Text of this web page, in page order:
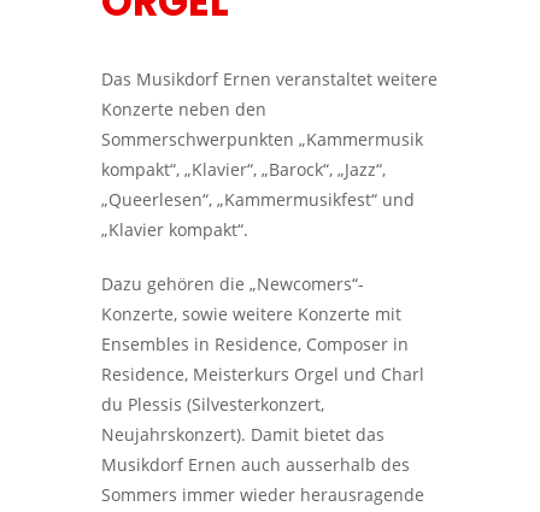
Das Musikdorf Ernen veranstaltet weitere
Konzerte neben den
Sommerschwerpunkten „Kammermusik
kompakt“, „Klavier“, „Barock“, „Jazz“,
„Queerlesen“, „Kammermusikfest“ und
„Klavier kompakt“.
Dazu gehören die „Newcomers“-
Konzerte, sowie weitere Konzerte mit
Ensembles in Residence, Composer in
Residence, Meisterkurs Orgel und Charl
du Plessis (Silvesterkonzert,
Neujahrskonzert). Damit bietet das
Musikdorf Ernen auch ausserhalb des
Sommers immer wieder herausragende